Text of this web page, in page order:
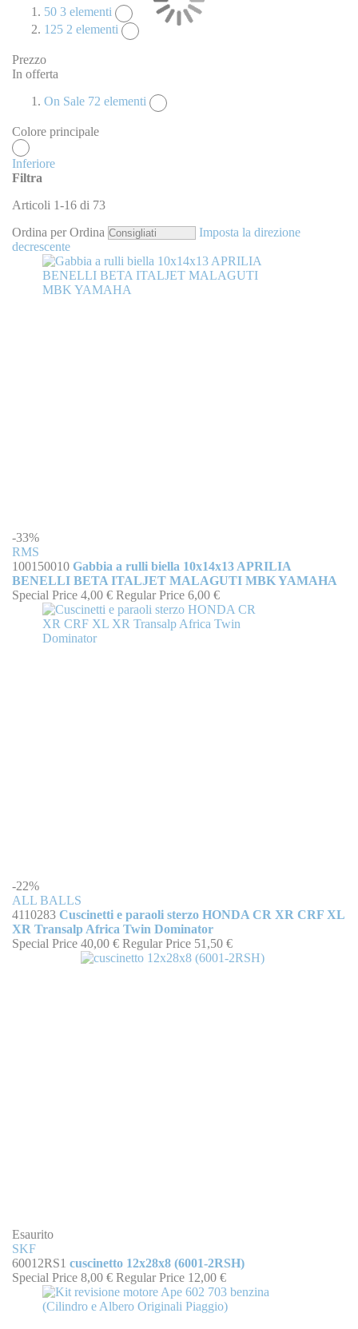
Filtra
Articoli 1-16 di 73
Ordina per Ordina
Imposta la direzione
decrescente
-33%
RMS
100150010 Gabbia a rulli biella 10x14x13 APRILIA
BENELLI BETA ITALJET MALAGUTI MBK YAMAHA
Special Price 4,00 € Regular Price 6,00 €
-22%
ALL BALLS
4110283 Cuscinetti e paraoli sterzo HONDA CR XR CRF XL
XR Transalp Africa Twin Dominator
Special Price 40,00 € Regular Price 51,50 €
Esaurito
SKF
60012RS1 cuscinetto 12x28x8 (6001-2RSH)
Special Price 8,00 € Regular Price 12,00 €
50 3 elementi
125 2 elementi
Prezzo
In offerta
On Sale 72 elementi
Colore principale
Inferiore